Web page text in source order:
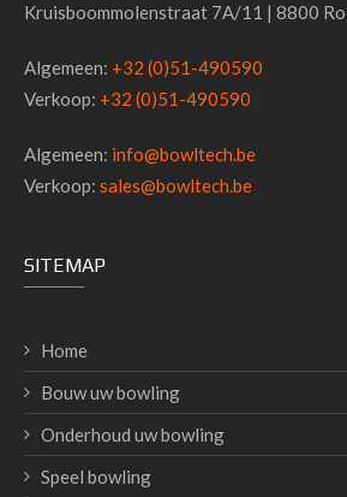
Kruisboommolenstraat 7A/11 | 8800
Algemeen: +32 (0)51-490590
Verkoop: +32 (0)51-490590
Algemeen: info@bowltech.be
Verkoop: sales@bowltech.be
SITEMAP
Home
Bouw uw bowling
Onderhoud uw bowling
Speel bowling